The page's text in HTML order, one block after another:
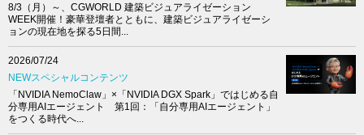
8/3（月）～、CGWORLD 建築ビジュアライゼーション
WEEK開催！豪華登壇者とともに、建築ビジュアライゼーシ
ョンの現在地を探る5日間...
2026/07/24
NEWスペシャルコンテンツ
「NVIDIA NemoClaw」×「NVIDIA DGX Spark」ではじめる自
分専用AIエージェント 第1回：「自分専用AIエージェント」
をつくる時代へ...